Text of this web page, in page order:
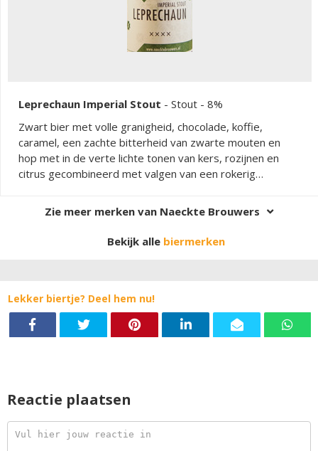
Leprechaun Imperial Stout - Stout - 8%
Zwart bier met volle granigheid, chocolade, koffie,
caramel, een zachte bitterheid van zwarte mouten en
hop met in de verte lichte tonen van kers, rozijnen en
citrus gecombineerd met valgen van een rokerig
Zie meer merken van Naeckte Brouwers
Bekijk alle biermerken
Lekker biertje? Deel hem nu!
Reactie plaatsen